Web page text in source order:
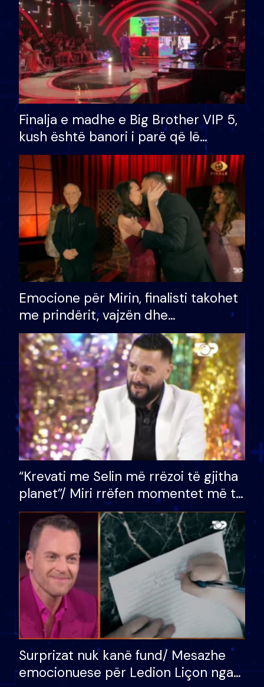
Finalja e madhe e Big Brother VIP 5,
kush është banori i parë që lë
shtëpinë dhe humb mundësinë për
të fituar çmimin e madh
Emocione për Mirin, finalisti takohet
me prindërit, vajzën dhe
bashkëshorten: S’kemi ndonjë letër
divorci apo jo?
“Krevati me Selin më rrëzoi të gjitha
planet”/ Miri rrëfen momentet më të
bukura në shtëpinë e BB VIP: Do më
mungojë zilja e mëngjesit kur…
Surprizat nuk kanë fund/ Mesazhe
emocionuese për Ledion Liçon nga